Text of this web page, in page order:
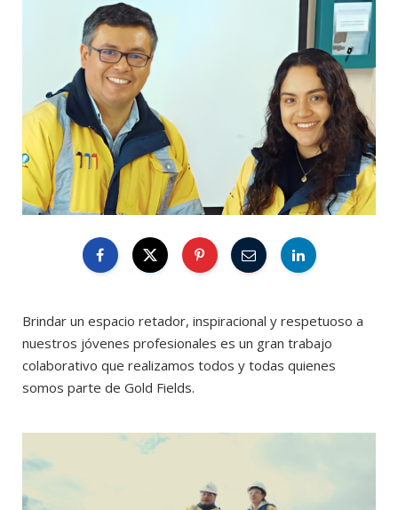
Brindar un espacio retador, inspiracional y respetuoso a
nuestros jóvenes profesionales es un gran trabajo
colaborativo que realizamos todos y todas quienes
somos parte de Gold Fields.